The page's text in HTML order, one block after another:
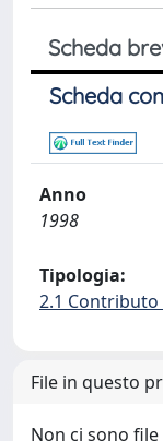
Scheda
Scheda
Anno
1998
Tipologia:
2.1 Contributo
File in questo
Non ci sono